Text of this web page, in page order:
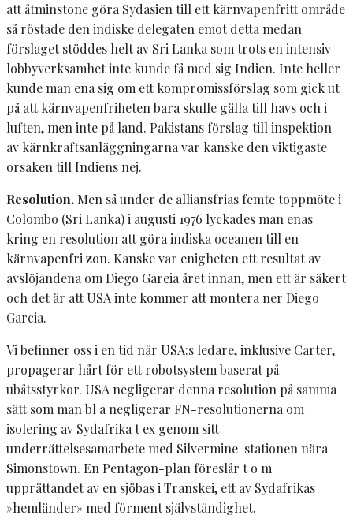
att åtminstone göra Sydasien till ett kärnvapenfritt område
så röstade den indiske delegaten emot detta medan
förslaget stöddes helt av Sri Lanka som trots en intensiv
lobbyverksamhet inte kunde få med sig Indien. Inte heller
kunde man ena sig om ett kompromissförslag som gick ut
på att kärnvapenfriheten bara skulle gälla till havs och i
luften, men inte på land. Pakistans förslag till inspektion
av kärnkraftsanläggningarna var kanske den viktigaste
orsaken till Indiens nej.
Resolution. Men så under de alliansfrias femte toppmöte i
Colombo (Sri Lanka) i augusti 1976 lyckades man enas
kring en resolution att göra indiska oceanen till en
kärnvapenfri zon. Kanske var enigheten ett resultat av
avslöjandena om Diego Gareia året innan, men ett är säkert
och det är att USA inte kommer att montera ner Diego
Garcia.
Vi befinner oss i en tid när USA:s ledare, inklusive Carter,
propagerar hårt för ett robotsystem baserat på
ubåtsstyrkor. USA negligerar denna resolution på samma
sätt som man bl a negligerar FN-resolutionerna om
isolering av Sydafrika t ex genom sitt
underrättelsesamarbete med Silvermine-stationen nära
Simonstown. En Pentagon-plan föreslår t o m
upprättandet av en sjöbas i Transkei, ett av Sydafrikas
»hemländer» med förment självständighet.